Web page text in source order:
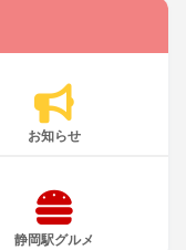
お知らせ
静岡駅グルメ